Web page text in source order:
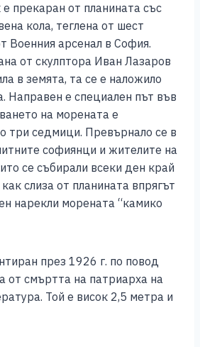
прекаран от планината със
кола, теглена от шест
Военния арсенал в София.
от скулптора Иван Лазаров
в земята, та се е наложило
Направен е специален път във
на морената е
три седмици. Превърнало се в
софиянци и жителите на
се събирали всеки ден край
слиза от планината впрягът
нарекли морената “камико
през 1926 г. по повод
от смъртта на патриарха на
Той е висок 2,5 метра и